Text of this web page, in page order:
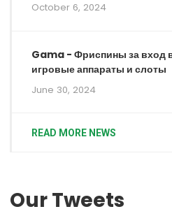
October 6, 2024
Gama - Фриспины за вход в
игровые аппараты и слоты
June 30, 2024
READ MORE NEWS
Our Tweets